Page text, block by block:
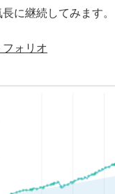
に継続してみます。
ォリオ